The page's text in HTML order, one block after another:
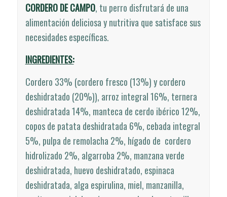
CORDERO DE CAMPO, tu perro disfrutará de una
alimentación deliciosa y nutritiva que satisface sus
necesidades específicas.
INGREDIENTES:
Cordero 33% (cordero fresco (13%) y cordero
deshidratado (20%)), arroz integral 16%, ternera
deshidratada 14%, manteca de cerdo ibérico 12%,
copos de patata deshidratada 6%, cebada integral
5%, pulpa de remolacha 2%, hígado de cordero
hidrolizado 2%, algarroba 2%, manzana verde
deshidratada, huevo deshidratado, espinaca
deshidratada, alga espirulina, miel, manzanilla,